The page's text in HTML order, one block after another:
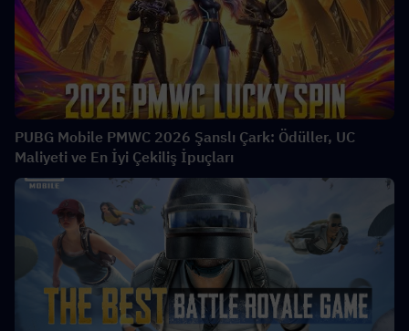
PUBG Mobile PMWC 2026 Şanslı Çark: Ödüller, UC
Maliyeti ve En İyi Çekiliş İpuçları